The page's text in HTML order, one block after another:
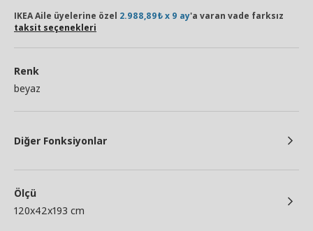
IKEA Aile üyelerine özel 2.988,89₺ x 9 ay'a varan vade farksız
taksit seçenekleri
Renk
beyaz
Diğer Fonksiyonlar
Ölçü
120x42x193 cm